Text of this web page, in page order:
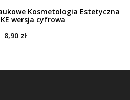
Kosmetologia Estetyczna
wersja cyfrowa
8,90 zł